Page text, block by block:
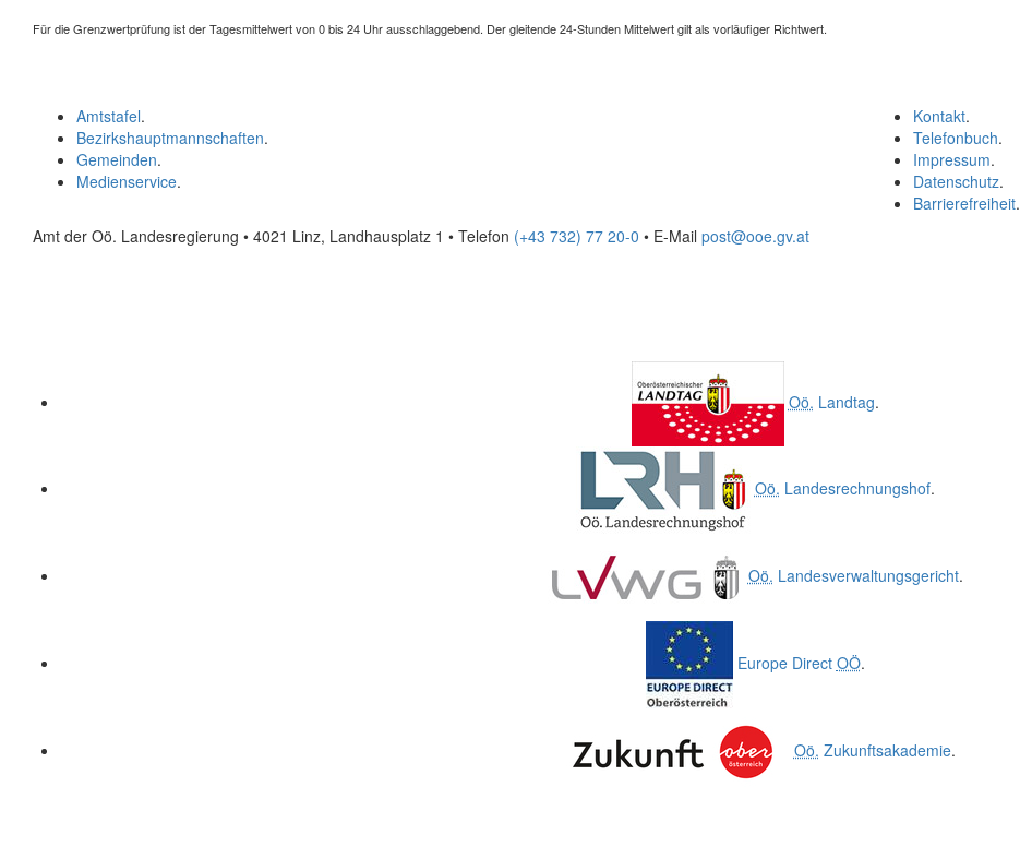
Für die Grenzwertprüfung ist der Tagesmittelwert von 0 bis 24 Uhr ausschlaggebend. Der gleitende 24-Stunden Mittelwert gilt als vorläufiger Richtwert.
Kontakt.
Telefonbuch.
Impressum.
Datenschutz.
Barrierefreiheit.
Amtstafel.
Bezirkshauptmannschaften.
Gemeinden.
Medienservice.
Amt der Oö. Landesregierung • 4021 Linz, Landhausplatz 1 • Telefon (+43 732) 77 20-0 • E-Mail post@ooe.gv.at
Oö. Landtag.
Oö. Landesrechnungshof.
Oö. Landesverwaltungsgericht.
Europe Direct OÖ.
Oö. Zukunftsakademie.